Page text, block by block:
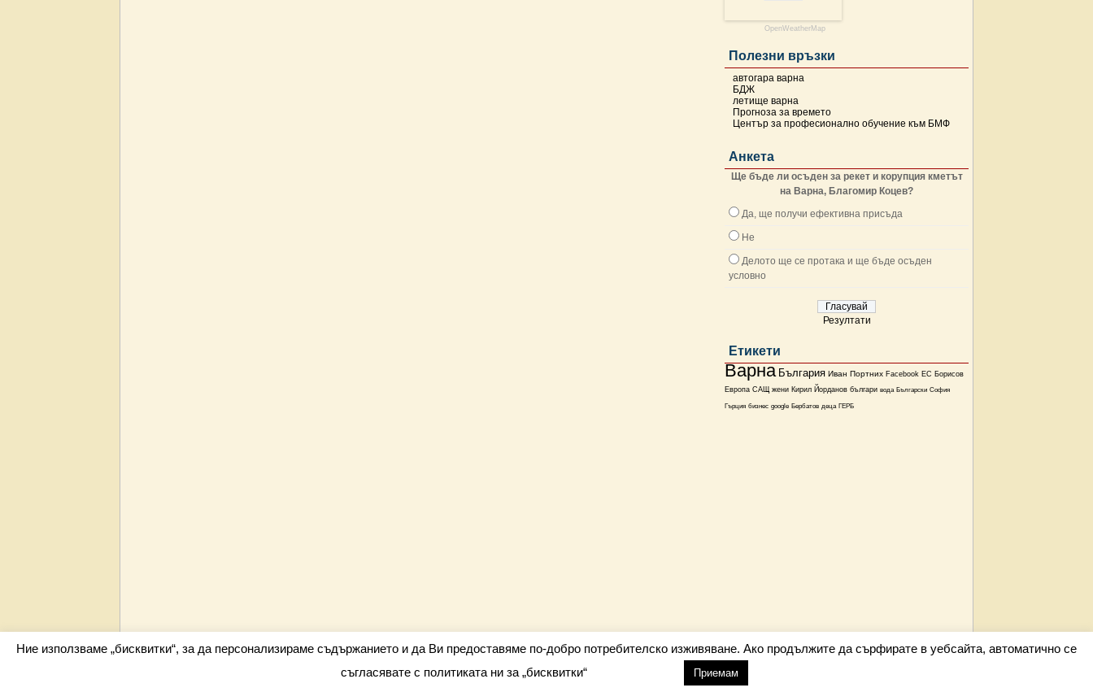
OpenWeatherMap
Полезни връзки
автогара варна
БДЖ
летище варна
Прогноза за времето
Център за професионално обучение към БМФ
Анкета
Ще бъде ли осъден за рекет и корупция кметът
на Варна, Благомир Коцев?
Да, ще получи ефективна присъда
Не
Делото ще се протака и ще бъде осъден
условно
Резултати
Етикети
Варна България Иван Портних Facebook ЕС Борисов
Европа САЩ жени Кирил Йорданов българи вода Български София
Гърция бизнес google Бербатов деца ГЕРБ
Всички права запазени barometar.net © 2026 info@barometar.net
Ние използваме „бисквитки“, за да персонализираме съдържанието и да Ви предоставяме по-добро потребителско изживяване. Ако продължите да сърфирате в уебсайта, автоматично се
съгласявате с политиката ни за „бисквитки“
Приемам